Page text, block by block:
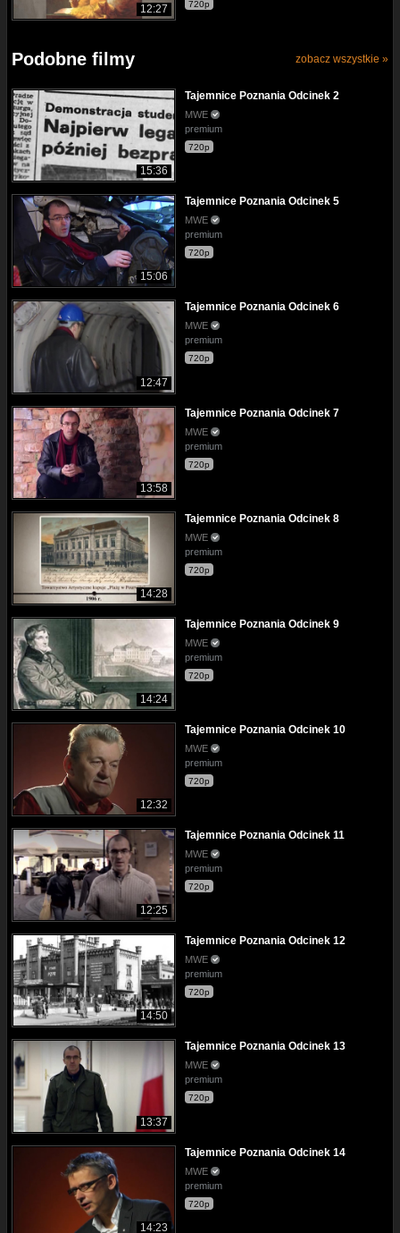
12:27 720p
Podobne filmy zobacz wszystkie »
15:36
Tajemnice Poznania Odcinek 2
MWE
premium
720p
15:06
Tajemnice Poznania Odcinek 5
MWE
premium
720p
12:47
Tajemnice Poznania Odcinek 6
MWE
premium
720p
13:58
Tajemnice Poznania Odcinek 7
MWE
premium
720p
14:28
Tajemnice Poznania Odcinek 8
MWE
premium
720p
14:24
Tajemnice Poznania Odcinek 9
MWE
premium
720p
12:32
Tajemnice Poznania Odcinek 10
MWE
premium
720p
12:25
Tajemnice Poznania Odcinek 11
MWE
premium
720p
14:50
Tajemnice Poznania Odcinek 12
MWE
premium
720p
13:37
Tajemnice Poznania Odcinek 13
MWE
premium
720p
14:23
Tajemnice Poznania Odcinek 14
MWE
premium
720p